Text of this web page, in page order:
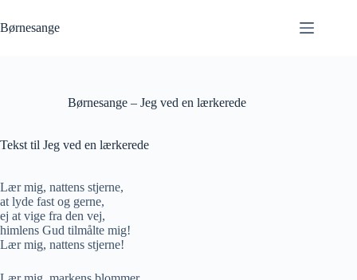
til
indhold
Børnesange
Børnesange – Jeg ved en lærkerede
Tekst til Jeg ved en lærkerede
Lær mig, nattens stjerne,
at lyde fast og gerne,
ej at vige fra den vej,
himlens Gud tilmålte mig!
Lær mig, nattens stjerne!